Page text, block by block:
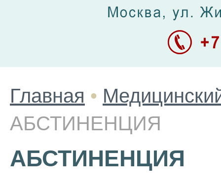
Главная •
АБСТИНЕНЦИЯ
АБСТИНЕНЦИЯ